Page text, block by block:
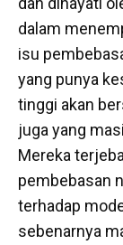
dalam
isu
yang punya
tinggi akan
juga yang
Mereka
pembebasan
terhadap
sebenarnya